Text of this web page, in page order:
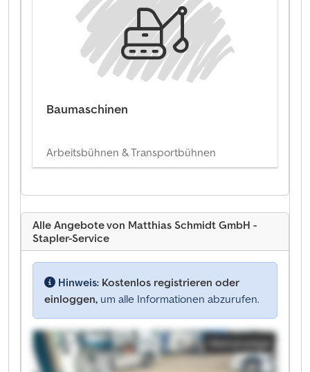
Baumaschinen
Arbeitsbühnen & Transportbühnen
Alle Angebote von Matthias Schmidt GmbH -
Stapler-Service
Hinweis: Kostenlos registrieren oder
einloggen, um alle Informationen abzurufen.
Kleinanzeige